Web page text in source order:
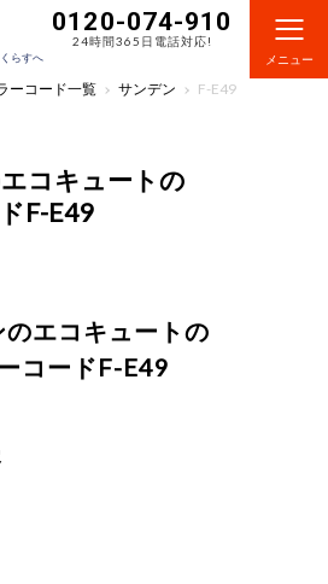
らすへ
0120-074-910
24時間365日電話対応!
メニュー
ーコード一覧 サンデン F-E49
コキュートの
F-E49
エコキュートの
コードF-E49